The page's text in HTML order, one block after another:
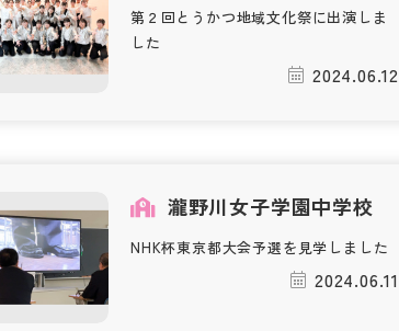
第２回とうかつ地域文化祭に出演しま
した
2024.06.12
瀧野川女子学園中学校
NHK杯東京都大会予選を見学しました
2024.06.11